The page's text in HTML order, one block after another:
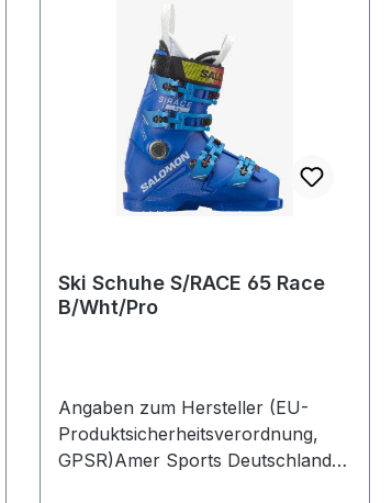
Ski Schuhe S/RACE 65 Race
B/Wht/Pro
Angaben zum Hersteller (EU-
Produktsicherheitsverordnung,
GPSR)Amer Sports Deutschland